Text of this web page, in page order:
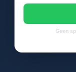
Geen